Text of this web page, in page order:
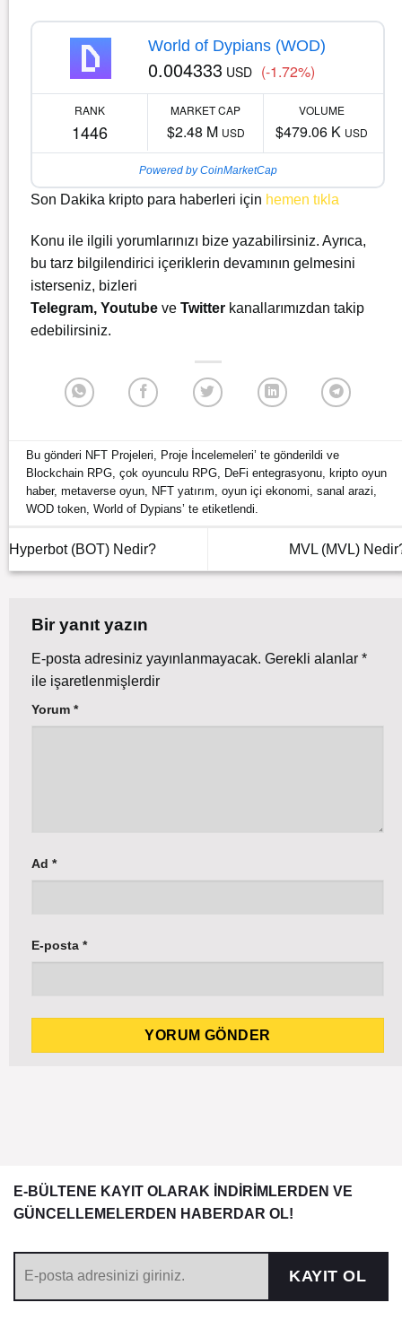
World of Dypians (WOD)
0.004333 USD (-1.72%)
RANK
1446
MARKET CAP
$2.48 M USD
VOLUME
$479.06 K USD
Powered by CoinMarketCap
Son Dakika kripto para haberleri için hemen tıkla
Konu ile ilgili yorumlarınızı bize yazabilirsiniz. Ayrıca,
bu tarz bilgilendirici içeriklerin devamının gelmesini
isterseniz, bizleri
Telegram, Youtube ve Twitter kanallarımızdan takip
edebilirsiniz.
Bu gönderi NFT Projeleri, Proje İncelemeleri’ te gönderildi ve
Blockchain RPG,çok oyunculu RPG, DeFi entegrasyonu, kripto oyun
haber,metaverse oyun, NFT yatırım,oyun içi ekonomi,sanal arazi,
WOD token,World of Dypians’ te etiketlendi.
Hyperbot (BOT) Nedir? MVL (MVL)
Bir yanıt yazın
E-posta adresiniz yayınlanmayacak. Gerekli alanlar *
ile işaretlenmişlerdir
Yorum *
Ad *
E-posta *
E-BÜLTENE KAYIT OLARAK İNDİRİMLERDEN VE
GÜNCELLEMELERDEN HABERDAR OL!
KAYIT OL